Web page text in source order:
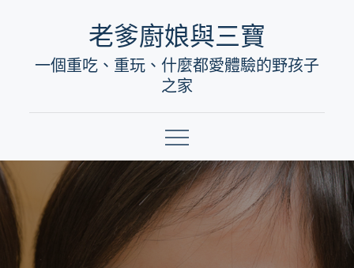
content
老爹廚娘與三寶
一個重吃、重玩、什麼都愛體驗的野孩子
之家